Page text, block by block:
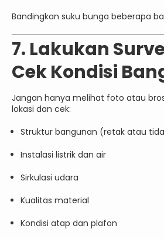
Bandingkan suku bunga beberapa
7. Lakukan
Cek Kondisi
Jangan hanya melihat foto atau
lokasi dan cek:
Struktur bangunan (retak atau
Instalasi listrik dan air
Sirkulasi udara
Kualitas material
Kondisi atap dan plafon